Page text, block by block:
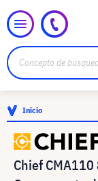
Inicio
Chief